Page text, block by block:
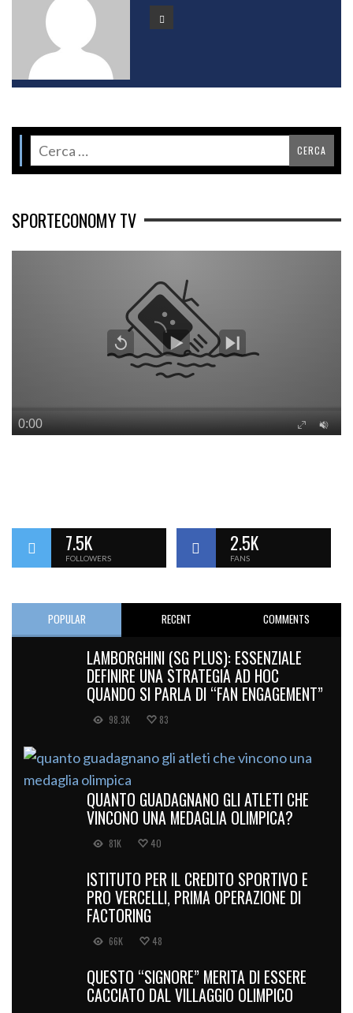
SPORTECONOMY TV
7.5K
FOLLOWERS
2.5K
FANS
POPULAR RECENT COMMENTS
LAMBORGHINI (SG PLUS): ESSENZIALE
DEFINIRE UNA STRATEGIA AD HOC
QUANDO SI PARLA DI “FAN ENGAGEMENT”
98.3K 83
QUANTO GUADAGNANO GLI ATLETI CHE
VINCONO UNA MEDAGLIA OLIMPICA?
81K 40
ISTITUTO PER IL CREDITO SPORTIVO E
PRO VERCELLI, PRIMA OPERAZIONE DI
FACTORING
66K 48
QUESTO “SIGNORE” MERITA DI ESSERE
CACCIATO DAL VILLAGGIO OLIMPICO